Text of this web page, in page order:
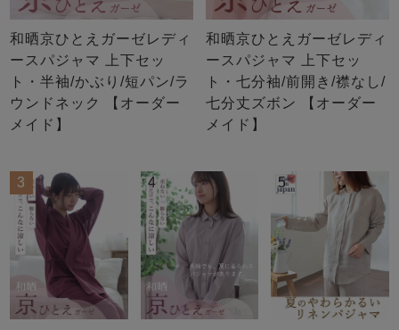
和晒京ひとえガーゼレディ
ースパジャマ 上下セッ
ト・半袖/かぶり/短パン/ラ
ウンドネック 【オーダー
メイド】
和晒京ひとえガーゼレディ
ースパジャマ 上下セッ
ト・七分袖/前開き/襟なし/
七分丈ズボン 【オーダー
メイド】
3 4 5